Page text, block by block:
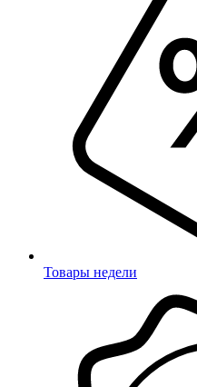
Товары недели